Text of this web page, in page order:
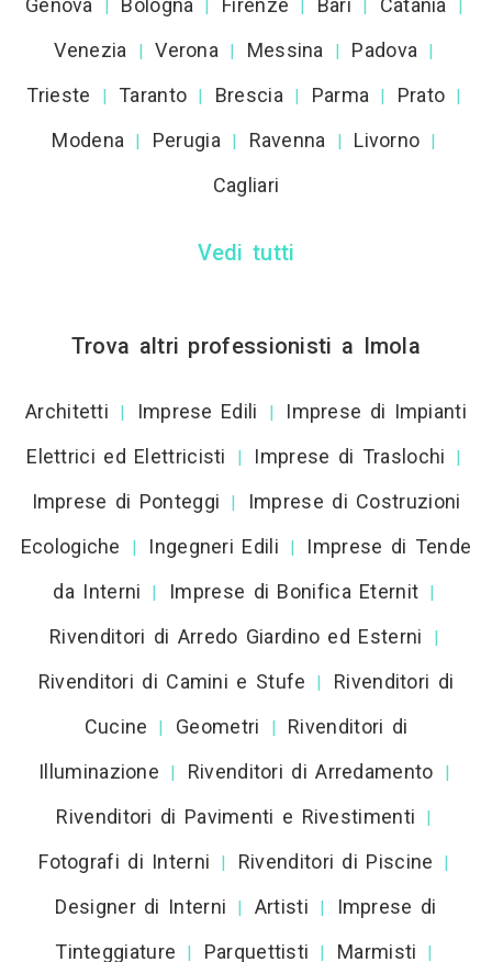
Genova Bologna Firenze Bari Catania
Venezia | Verona | Messina | Padova |
Trieste | Taranto | Brescia | Parma | Prato |
Modena | Perugia | Ravenna | Livorno |
Cagliari
Vedi tutti
Trova altri professionisti a Imola
Architetti | Imprese Edili |
Imprese di Impianti
Elettrici ed Elettricisti
| Imprese di Traslochi |
Imprese di Ponteggi |
Imprese di Costruzioni
Ecologiche
| Ingegneri Edili |
Imprese di Tende
da Interni
| Imprese di Bonifica Eternit |
Rivenditori di Arredo Giardino ed Esterni |
Rivenditori di Camini e Stufe |
Rivenditori di
Cucine
| Geometri |
Rivenditori di
Illuminazione
| Rivenditori di Arredamento |
Rivenditori di Pavimenti e Rivestimenti |
Fotografi di Interni | Rivenditori di Piscine |
Designer di Interni | Artisti |
Imprese di
Tinteggiature
| Parquettisti | Marmisti |